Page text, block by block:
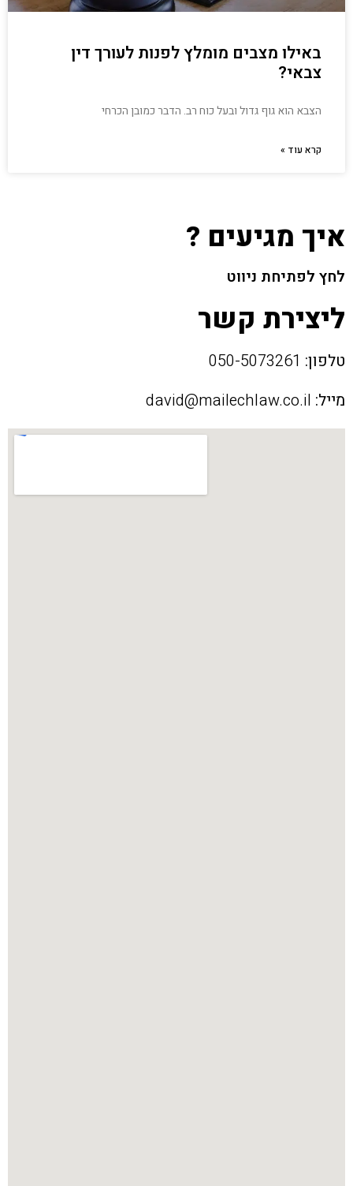
באילו מצבים מומלץ לפנות לעורך דין
צבאי?
הצבא הוא גוף גדול ובעל כוח רב. הדבר כמובן הכרחי
קרא עוד »
איך מגיעים ?
לחץ לפתיחת ניווט
ליצירת קשר
טלפון:
מייל: david@mailechlaw.co.il